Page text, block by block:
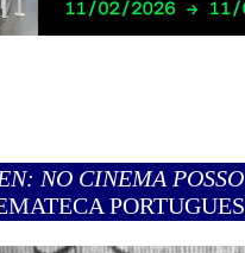
NO CINEMA